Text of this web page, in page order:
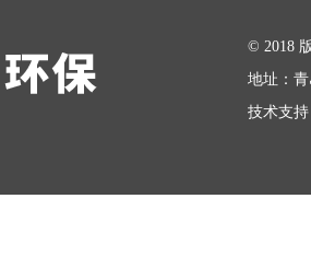
© 2018
地址：
技术支